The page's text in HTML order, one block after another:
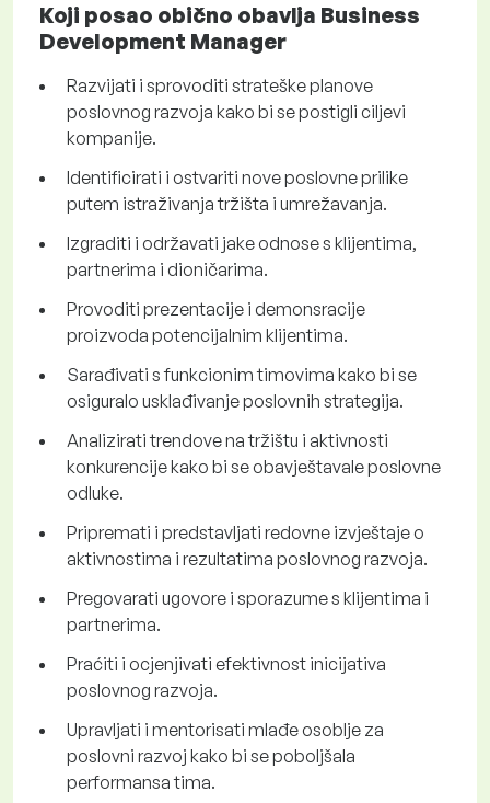
Koji posao obično obavlja Business
Development Manager
Razvijati i sprovoditi strateške planove
poslovnog razvoja kako bi se postigli ciljevi
kompanije.
Identificirati i ostvariti nove poslovne prilike
putem istraživanja tržišta i umrežavanja.
Izgraditi i održavati jake odnose s klijentima,
partnerima i dioničarima.
Provoditi prezentacije i demonsracije
proizvoda potencijalnim klijentima.
Sarađivati s funkcionim timovima kako bi se
osiguralo usklađivanje poslovnih strategija.
Analizirati trendove na tržištu i aktivnosti
konkurencije kako bi se obavještavale poslovne
odluke.
Pripremati i predstavljati redovne izvještaje o
aktivnostima i rezultatima poslovnog razvoja.
Pregovarati ugovore i sporazume s klijentima i
partnerima.
Praćiti i ocjenjivati efektivnost inicijativa
poslovnog razvoja.
Upravljati i mentorisati mlađe osoblje za
poslovni razvoj kako bi se poboljšala
performansa tima.